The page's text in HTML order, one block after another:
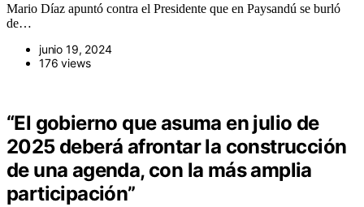
Mario Díaz apuntó contra el Presidente que en Paysandú se burló
de…
junio 19, 2024
176 views
“El gobierno que asuma en julio de
2025 deberá afrontar la construcción
de una agenda, con la más amplia
participación”